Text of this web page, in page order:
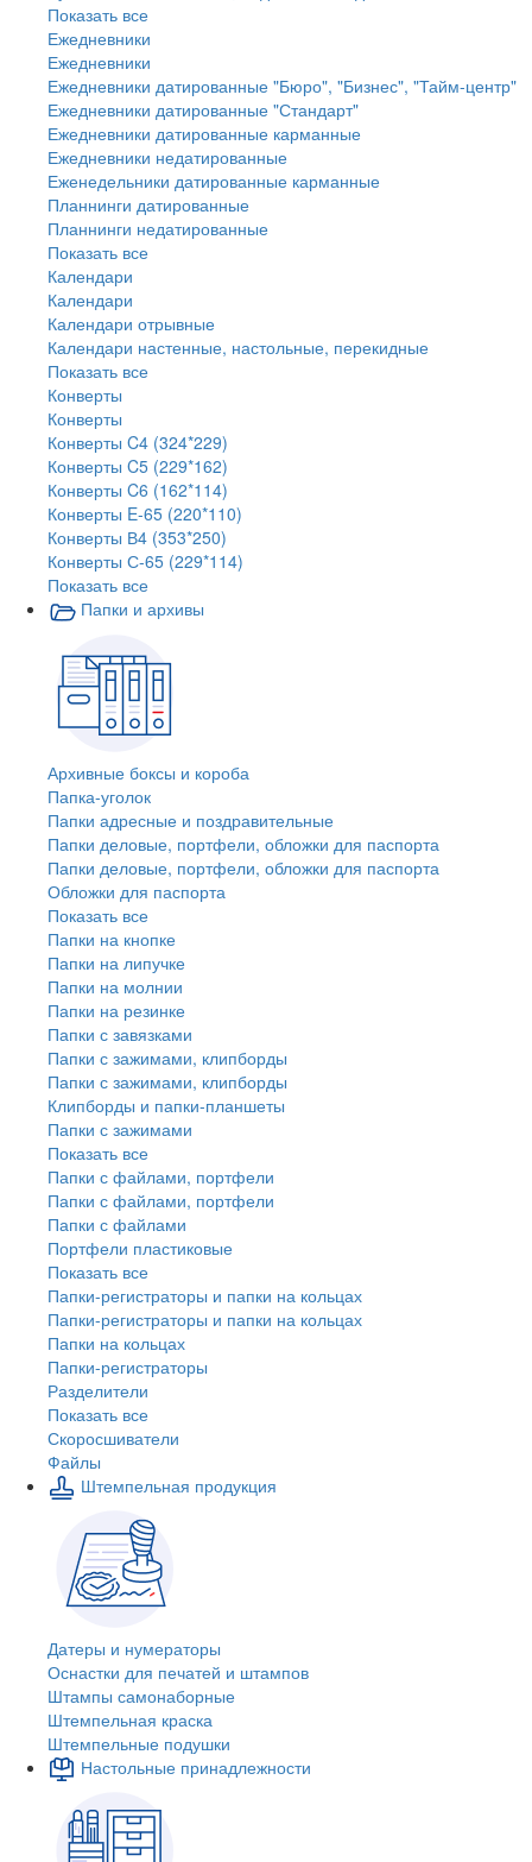
Показать все
Ежедневники
Ежедневники
Ежедневники датированные "Бюро", "Бизнес", "Тайм-центр"
Ежедневники датированные "Стандарт"
Ежедневники датированные карманные
Ежедневники недатированные
Еженедельники датированные карманные
Планнинги датированные
Планнинги недатированные
Показать все
Календари
Календари
Календари отрывные
Календари настенные, настольные, перекидные
Показать все
Конверты
Конверты
Конверты C4 (324*229)
Конверты C5 (229*162)
Конверты C6 (162*114)
Конверты E-65 (220*110)
Конверты В4 (353*250)
Конверты С-65 (229*114)
Показать все
Папки и архивы
Архивные боксы и короба
Папка-уголок
Папки адресные и поздравительные
Папки деловые, портфели, обложки для паспорта
Папки деловые, портфели, обложки для паспорта
Обложки для паспорта
Показать все
Папки на кнопке
Папки на липучке
Папки на молнии
Папки на резинке
Папки с завязками
Папки с зажимами, клипборды
Папки с зажимами, клипборды
Клипборды и папки-планшеты
Папки с зажимами
Показать все
Папки с файлами, портфели
Папки с файлами, портфели
Папки с файлами
Портфели пластиковые
Показать все
Папки-регистраторы и папки на кольцах
Папки-регистраторы и папки на кольцах
Папки на кольцах
Папки-регистраторы
Разделители
Показать все
Скоросшиватели
Файлы
Штемпельная продукция
Датеры и нумераторы
Оснастки для печатей и штампов
Штампы самонаборные
Штемпельная краска
Штемпельные подушки
Настольные принадлежности